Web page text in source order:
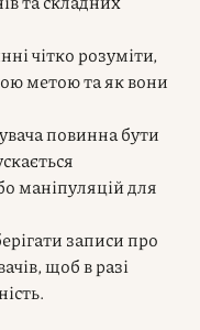
чітко розуміти,
метою та як вони
повинна бути
маніпуляцій для
записи про
щоб в разі